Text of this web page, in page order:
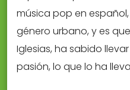
música pop en
género urbano, y es
Iglesias, ha sabido
pasión, lo que lo ha